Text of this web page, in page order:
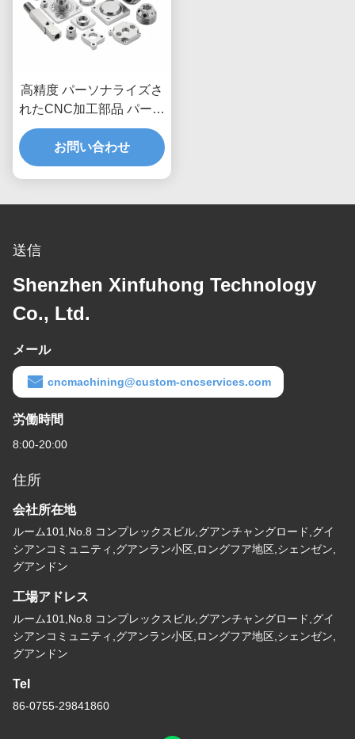
高精度 パーソナライズさ
れたCNC加工部品 パーソ
ナライズ可能な寸法と産
業用アプリケーションの
ための迅速なターンアロ
お問い合わせ
送信
Shenzhen Xinfuhong Technology
Co., Ltd.
メール
cncmachining@custom-cncservices.com
労働時間
8:00-20:00
住所
会社所在地
ルーム101,No.8 コンプレックスビル,グアンチャングロード,グイ
シアンコミュニティ,グアンラン小区,ロングフア地区,シェンゼン,
グアンドン
工場アドレス
ルーム101,No.8 コンプレックスビル,グアンチャングロード,グイ
シアンコミュニティ,グアンラン小区,ロングフア地区,シェンゼン,
グアンドン
Tel
86-0755-29841860